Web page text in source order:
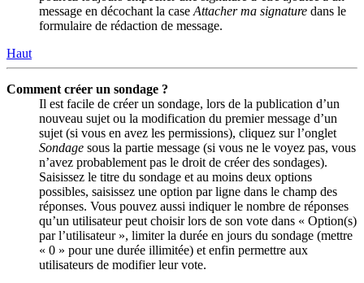
message en décochant la case Attacher ma signature dans le
formulaire de rédaction de message.
Haut
Comment créer un sondage ?
Il est facile de créer un sondage, lors de la publication d’un
nouveau sujet ou la modification du premier message d’un
sujet (si vous en avez les permissions), cliquez sur l’onglet
Sondage sous la partie message (si vous ne le voyez pas, vous
n’avez probablement pas le droit de créer des sondages).
Saisissez le titre du sondage et au moins deux options
possibles, saisissez une option par ligne dans le champ des
réponses. Vous pouvez aussi indiquer le nombre de réponses
qu’un utilisateur peut choisir lors de son vote dans « Option(s)
par l’utilisateur », limiter la durée en jours du sondage (mettre
« 0 » pour une durée illimitée) et enfin permettre aux
utilisateurs de modifier leur vote.